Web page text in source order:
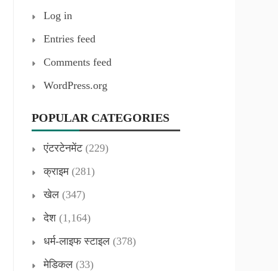
Log in
Entries feed
Comments feed
WordPress.org
POPULAR CATEGORIES
एंटरटेनमेंट(229)
क्राइम(281)
खेल (347)
देश (1,164)
धर्म-लाइफ स्टाइल (378)
मेडिकल (33)